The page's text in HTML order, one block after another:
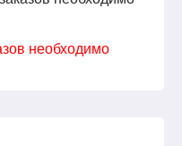
необходимо